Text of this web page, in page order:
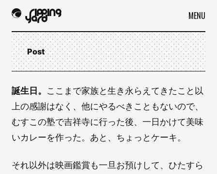
MENU
Post
誕生日。 ここまで家族と生き永らえてきたこと以
上の感謝はなく、他にやるべきこともないので、
むすこの塾で吉祥寺に行った後、一日かけて美味
いカレーを作った。あと、ちょっとケーキ。
それ以外は映画鑑賞も一旦お預けして、ひたすら